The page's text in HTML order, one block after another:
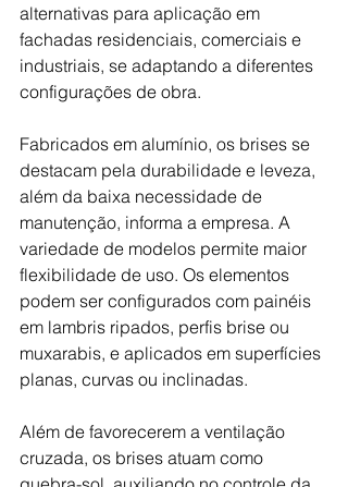
alternativas para aplicação em
fachadas residenciais, comerciais e
industriais, se adaptando a diferentes
configurações de obra.
Fabricados em alumínio, os brises se
destacam pela durabilidade e leveza,
além da baixa necessidade de
manutenção, informa a empresa. A
variedade de modelos permite maior
flexibilidade de uso. Os elementos
podem ser configurados com painéis
em lambris ripados, perfis brise ou
muxarabis, e aplicados em superfícies
planas, curvas ou inclinadas.
Além de favorecerem a ventilação
cruzada, os brises atuam como